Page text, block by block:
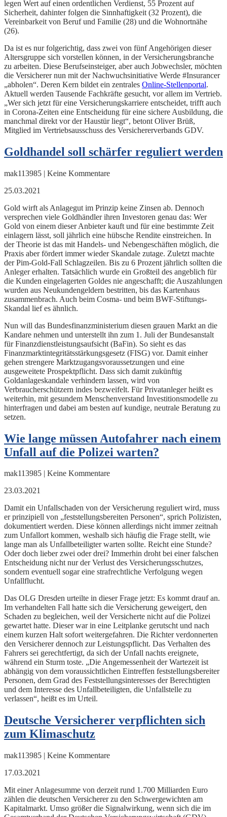
legen Wert auf einen ordentlichen Verdienst, 55 Prozent auf
Sicherheit, dahinter folgen die Sinnhaftigkeit (32 Prozent), die
Vereinbarkeit von Beruf und Familie (28) und die Wohnortnähe
(26).
Da ist es nur folgerichtig, dass zwei von fünf Angehörigen dieser
Altersgruppe sich vorstellen können, in der Versicherungsbranche
zu arbeiten. Diese Berufseinsteiger, aber auch Jobwechsler, möchten
die Versicherer nun mit der Nachwuchsinitiative Werde #Insurancer
„abholen“. Deren Kern bildet ein zentrales Online-Stellenportal.
Aktuell werden Tausende Fachkräfte gesucht, vor allem im Vertrieb.
„Wer sich jetzt für eine Versicherungskarriere entscheidet, trifft auch
in Corona-Zeiten eine Entscheidung für eine sichere Ausbildung, die
manchmal direkt vor der Haustür liegt“, betont Oliver Brüß,
Mitglied im Vertriebsausschuss des Versichererverbands GDV.
Goldhandel soll schärfer reguliert werden
mak113985 | Keine Kommentare
25.03.2021
Gold wirft als Anlagegut im Prinzip keine Zinsen ab. Dennoch
versprechen viele Goldhändler ihren Investoren genau das: Wer
Gold von einem dieser Anbieter kauft und für eine bestimmte Zeit
einlagern lässt, soll jährlich eine hübsche Rendite einstreichen. In
der Theorie ist das mit Handels- und Nebengeschäften möglich, die
Praxis aber fördert immer wieder Skandale zutage. Zuletzt machte
der Pim-Gold-Fall Schlagzeilen. Bis zu 6 Prozent jährlich sollten die
Anleger erhalten. Tatsächlich wurde ein Großteil des angeblich für
die Kunden eingelagerten Goldes nie angeschafft; die Auszahlungen
wurden aus Neukundengeldern bestritten, bis das Kartenhaus
zusammenbrach. Auch beim Cosma- und beim BWF-Stiftungs-
Skandal lief es ähnlich.
Nun will das Bundesfinanzministerium diesen grauen Markt an die
Kandare nehmen und unterstellt ihn zum 1. Juli der Bundesanstalt
für Finanzdienstleistungsaufsicht (BaFin). So sieht es das
Finanzmarktintegritätsstärkungsgesetz (FISG) vor. Damit einher
gehen strengere Marktzugangsvoraussetzungen und eine
ausgeweitete Prospektpflicht. Dass sich damit zukünftig
Goldanlageskandale verhindern lassen, wird von
Verbraucherschützern indes bezweifelt. Für Privatanleger heißt es
weiterhin, mit gesundem Menschenverstand Investitionsmodelle zu
hinterfragen und dabei am besten auf kundige, neutrale Beratung zu
setzen.
Wie lange müssen Autofahrer nach einem
Unfall auf die Polizei warten?
mak113985 | Keine Kommentare
23.03.2021
Damit ein Unfallschaden von der Versicherung reguliert wird, muss
er prinzipiell von „feststellungsbereiten Personen“, sprich Polizisten,
dokumentiert werden. Diese können allerdings nicht immer zeitnah
zum Unfallort kommen, weshalb sich häufig die Frage stellt, wie
lange man als Unfallbeteiligter warten sollte. Reicht eine Stunde?
Oder doch lieber zwei oder drei? Immerhin droht bei einer falschen
Entscheidung nicht nur der Verlust des Versicherungsschutzes,
sondern eventuell sogar eine strafrechtliche Verfolgung wegen
Unfallflucht.
Das OLG Dresden urteilte in dieser Frage jetzt: Es kommt drauf an.
Im verhandelten Fall hatte sich die Versicherung geweigert, den
Schaden zu begleichen, weil der Versicherte nicht auf die Polizei
gewartet hatte. Dieser war in eine Leitplanke gerutscht und nach
einem kurzen Halt sofort weitergefahren. Die Richter verdonnerten
den Versicherer dennoch zur Leistungspflicht. Das Verhalten des
Fahrers sei gerechtfertigt, da sich der Unfall nachts ereignete,
während ein Sturm toste. „Die Angemessenheit der Wartezeit ist
abhängig von dem voraussichtlichen Eintreffen feststellungsbereiter
Personen, dem Grad des Feststellungsinteresses der Berechtigten
und dem Interesse des Unfallbeteiligten, die Unfallstelle zu
verlassen“, heißt es im Urteil.
Deutsche Versicherer verpflichten sich
zum Klimaschutz
mak113985 | Keine Kommentare
17.03.2021
Mit einer Anlagesumme von derzeit rund 1.700 Milliarden Euro
zählen die deutschen Versicherer zu den Schwergewichten am
Kapitalmarkt. Umso größer die Signalwirkung, wenn sich die im